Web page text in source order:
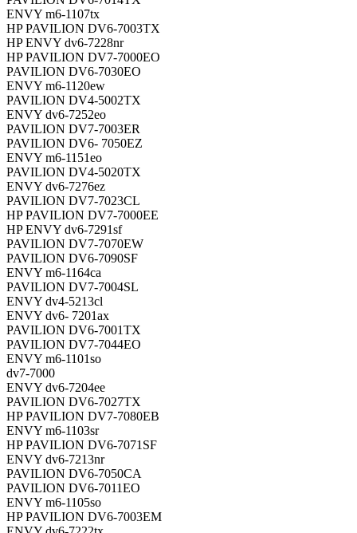
ENVY m6-1107tx
HP PAVILION DV6-7003TX
HP ENVY dv6-7228nr
HP PAVILION DV7-7000EO
PAVILION DV6-7030EO
ENVY m6-1120ew
PAVILION DV4-5002TX
ENVY dv6-7252eo
PAVILION DV7-7003ER
PAVILION DV6- 7050EZ
ENVY m6-1151eo
PAVILION DV4-5020TX
ENVY dv6-7276ez
PAVILION DV7-7023CL
HP PAVILION DV7-7000EE
HP ENVY dv6-7291sf
PAVILION DV7-7070EW
PAVILION DV6-7090SF
ENVY m6-1164ca
PAVILION DV7-7004SL
ENVY dv4-5213cl
ENVY dv6- 7201ax
PAVILION DV6-7001TX
PAVILION DV7-7044EO
ENVY m6-1101so
dv7-7000
ENVY dv6-7204ee
PAVILION DV6-7027TX
HP PAVILION DV7-7080EB
ENVY m6-1103sr
HP PAVILION DV6-7071SF
ENVY dv6-7213nr
PAVILION DV6-7050CA
PAVILION DV6-7011EO
ENVY m6-1105so
HP PAVILION DV6-7003EM